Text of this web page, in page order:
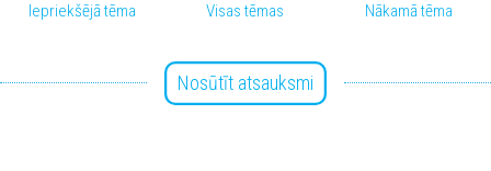
Iepriekšējā tēma Visas tēmas Nākamā tēma
Nosūtīt atsauksmi